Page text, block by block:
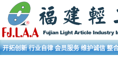
开拓创新 行业自律 会员服务 维护诚信 整